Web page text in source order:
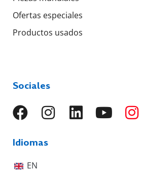
Ofertas especiales
Productos usados
Sociales
Idiomas
EN